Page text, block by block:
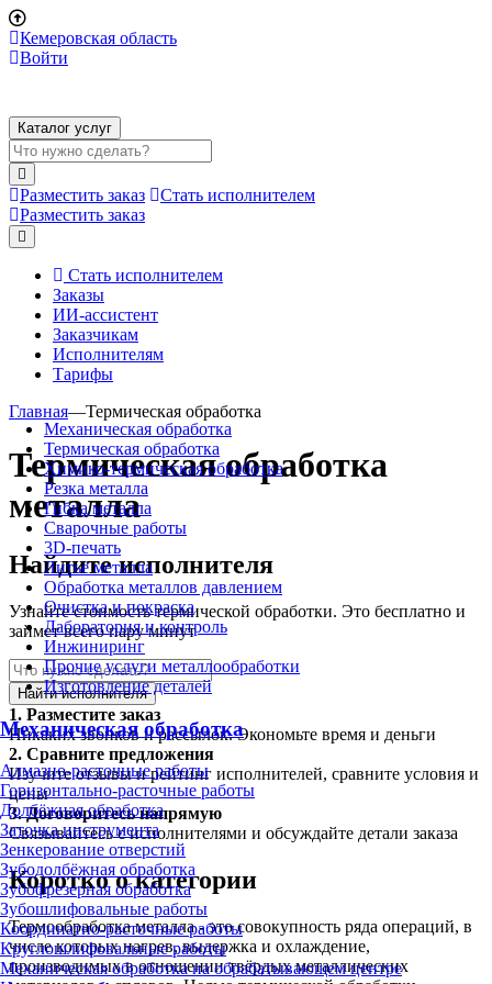
Кемеровская область
Войти
Каталог услуг
Разместить заказ
Стать исполнителем
Разместить заказ
Стать исполнителем
Заказы
ИИ-ассистент
Заказчикам
Исполнителям
Тарифы
Механическая обработка
Термическая обработка
Химико-термическая обработка
Резка металла
Гибка металла
Сварочные работы
3D-печать
Литьё металла
Обработка металлов давлением
Очистка и покраска
Лаборатория и контроль
Инжиниринг
Прочие услуги металлообработки
Изготовление деталей
Механическая обработка
Алмазно-расточные работы
Горизонтально-расточные работы
Долбёжная обработка
Заточка инструмента
Зенкерование отверстий
Зубодолбёжная обработка
Зубофрезерная обработка
Зубошлифовальные работы
Координатно-расточные работы
Круглошлифовальные работы
Механическая обработка на обрабатывающем центре
Главная—Термическая обработка
Термическая обработка
металла
Найдите исполнителя
Узнайте стоимость термической обработки. Это бесплатно и
займет всего пару минут
Найти исполнителя
1. Разместите заказ
Никаких звонков и рассылок. Экономьте время и деньги
2. Сравните предложения
Изучите отзывы и рейтинг исполнителей, сравните условия и
цены
3.Договоритесь напрямую
Связывайтесь с исполнителями и обсуждайте детали заказа
Коротко о категории
Термообработка металла - это совокупность ряда операций, в
числе которых нагрев, выдержка и охлаждение,
производимых в отношении твёрдых металлических